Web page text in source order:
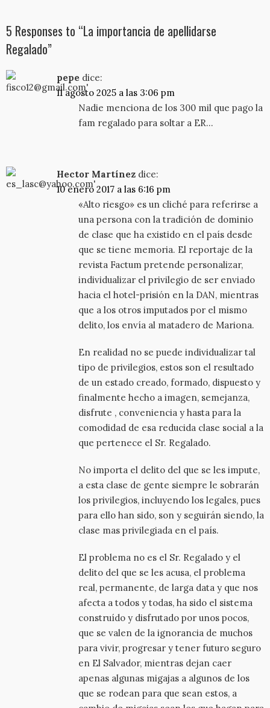
5 Responses to “La importancia de apellidarse
Regalado”
pepe dice:
11 agosto 2025 a las 3:06 pm
Nadie menciona de los 300 mil que pago la
fam regalado para soltar a ER…
Hector Martínez dice:
10 enero 2017 a las 6:16 pm
«Alto riesgo» es un cliché para referirse a
una persona con la tradición de dominio
de clase que ha existido en el país desde
que se tiene memoria. El reportaje de la
revista Factum pretende personalizar,
individualizar el privilegio de ser enviado
hacia el hotel-prisión en la DAN, mientras
que a los otros imputados por el mismo
delito, los envía al matadero de Mariona.
En realidad no se puede individualizar tal
tipo de privilegios, estos son el resultado
de un estado creado, formado, dispuesto y
finalmente hecho a imagen, semejanza,
disfrute , conveniencia y hasta para la
comodidad de esa reducida clase social a la
que pertenece el Sr. Regalado.
No importa el delito del que se les impute,
a esta clase de gente siempre le sobrarán
los privilegios, incluyendo los legales, pues
para ello han sido, son y seguirán siendo, la
clase mas privilegiada en el país.
El problema no es el Sr. Regalado y el
delito del que se les acusa, el problema
real, permanente, de larga data y que nos
afecta a todos y todas, ha sido el sistema
construído y disfrutado por unos pocos,
que se valen de la ignorancia de muchos
para vivir, progresar y tener futuro seguro
en El Salvador, mientras dejan caer
apenas algunas migajas a algunos de los
que se rodean para que sean estos, a